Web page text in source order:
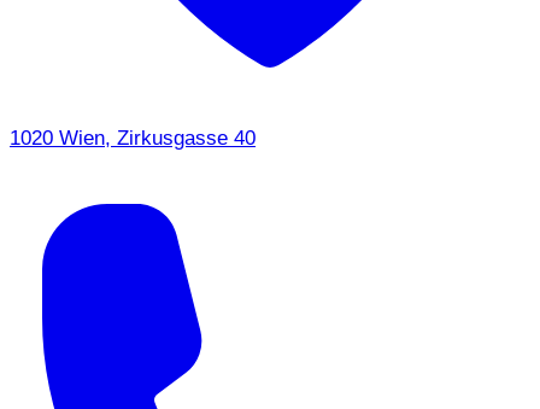
1020 Wien, Zirkusgasse 40